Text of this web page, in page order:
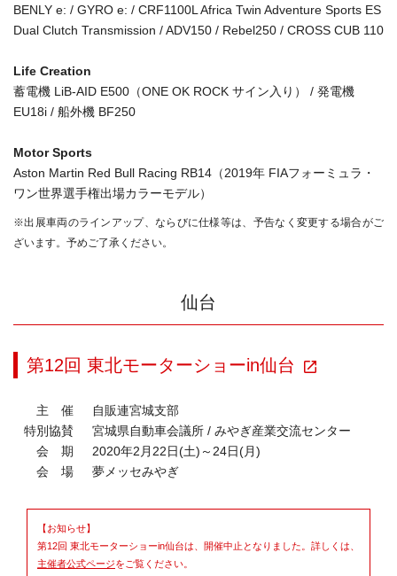
BENLY e: / GYRO e: / CRF1100L Africa Twin Adventure Sports ES
Dual Clutch Transmission / ADV150 / Rebel250 / CROSS CUB 110
Life Creation
蓄電機 LiB-AID E500（ONE OK ROCK サイン入り） / 発電機
EU18i / 船外機 BF250
Motor Sports
Aston Martin Red Bull Racing RB14（2019年 FIAフォーミュラ・
ワン世界選手権出場カラーモデル）
※出展車両のラインアップ、ならびに仕様等は、予告なく変更する場合がご
ざいます。予めご了承ください。
仙台
第12回 東北モーターショーin仙台
主 催
自販連宮城支部
特別協賛
宮城県自動車会議所 / みやぎ産業交流センター
会 期
2020年2月22日(土)～24日(月)
会 場
夢メッセみやぎ
【お知らせ】
第12回 東北モーターショーin仙台は、開催中止となりました。詳しくは、
主催者公式ページをご覧ください。